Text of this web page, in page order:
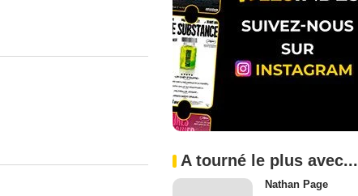
A tourné le plus avec...
Nathan Page